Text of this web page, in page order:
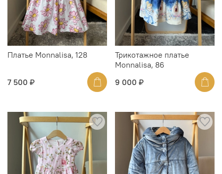
Платье Monnalisa, 128
7 500 ₽
Трикотажное платье
Monnalisa, 86
9 000 ₽